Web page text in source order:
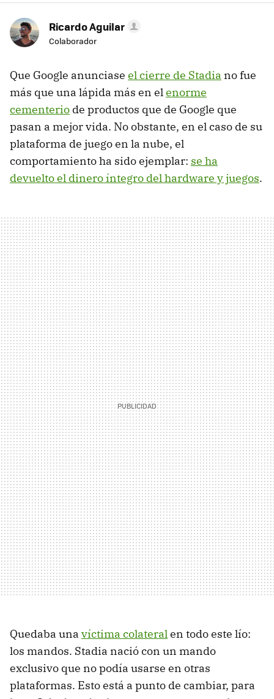
Ricardo Aguilar
Colaborador
Que Google anunciase el cierre de Stadia no fue
más que una lápida más en elenorme
cementerio de productos que de Google que
pasan a mejor vida. No obstante, en el caso de su
plataforma de juego en la nube, el
comportamiento ha sido ejemplar: se ha
devuelto el dinero íntegro del hardware y juegos.
Quedaba una víctima colateralen todo este lío:
los mandos. Stadia nació con un mando
exclusivo que no podía usarse en otras
plataformas. Esto está a punto de cambiar, para